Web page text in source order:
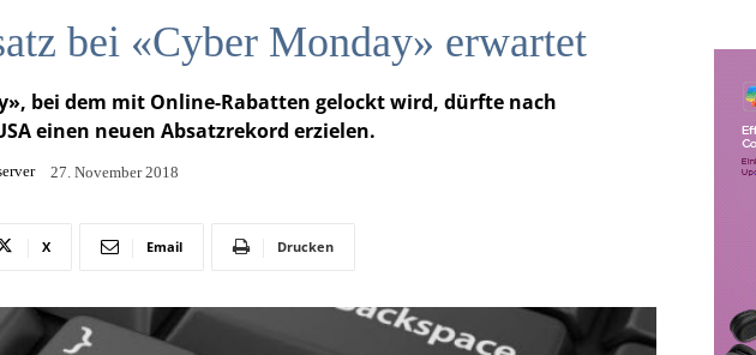
bei «Cyber Monday» erwartet
bei dem mit Online-Rabatten gelockt wird, dürfte nach
einen neuen Absatzrekord erzielen.
27. November 2018
X Email Drucken